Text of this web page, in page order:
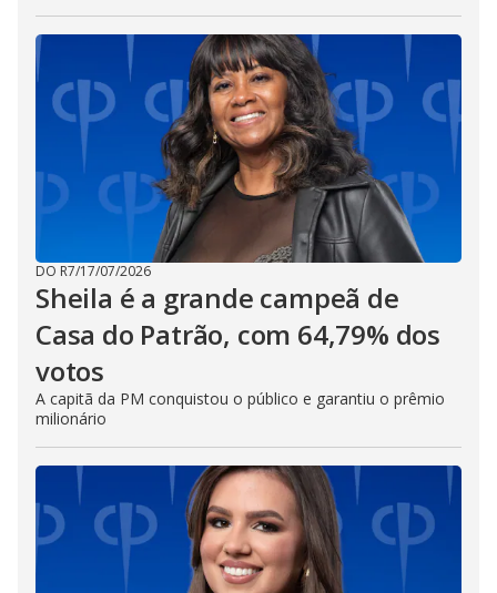
DO R7/17/07/2026
Sheila é a grande campeã de
Casa do Patrão, com 64,79% dos
votos
A capitã da PM conquistou o público e garantiu o prêmio
milionário